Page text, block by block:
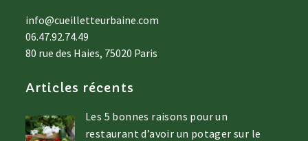
info@cueilletteurbaine.com
06.47.92.74.49
80 rue des Haies, 75020 Paris
Articles récents
Les 5 bonnes raisons pour un
restaurant d’avoir un potager sur le